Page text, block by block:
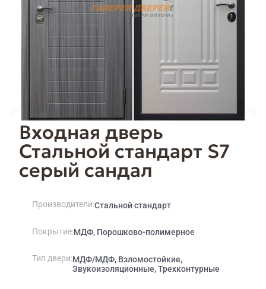
Входная дверь
Стальной стандарт S7
серый сандал
Производители Стальной стандарт
Покрытие МДФ, Порошково-полимерное
Тип двери МДФ/МДФ, Взломостойкие,
Звукоизоляционные, Трехконтурные